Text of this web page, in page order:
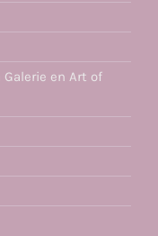
en Art of